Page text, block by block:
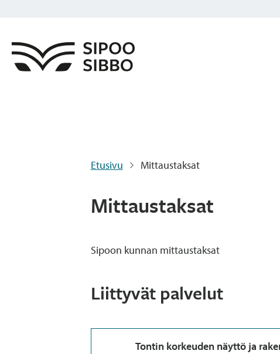
Etusivu Mittaustaksat
Mittaustaksat
Sipoon kunnan mittaustaksat
Liittyvät palvelut
Tontin korkeuden näyttö ja